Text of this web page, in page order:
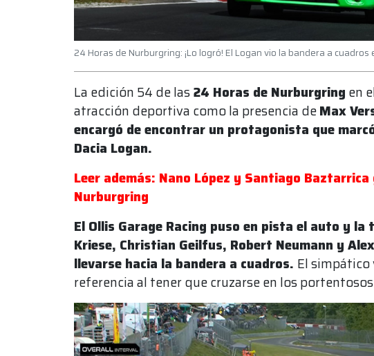
24 Horas de Nurburgring: ¡Lo logró! El Logan vio la bandera a
La edición 54 de las24 Horas de Nurburgring en
atracción deportiva como la presencia deMax
encargó de encontrar un protagonista que
Dacia Logan.
Leer además: Nano López y Santiago
Nurburgring
El Ollis Garage Racing puso en pista el auto y
Kriese, Christian Geilfus, Robert Neumann y
llevarse hacia la bandera a cuadros. El
referencia al tener que cruzarse en los